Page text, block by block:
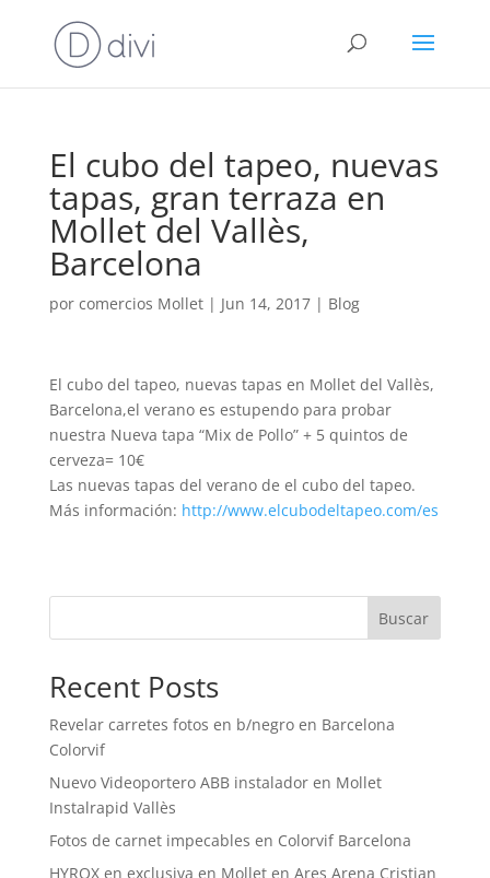
El cubo del tapeo, nuevas
tapas, gran terraza en
Mollet del Vallès,
Barcelona
por comercios Mollet| Jun 14, 2017| Blog
El cubo del tapeo, nuevas tapas en Mollet del Vallès,
Barcelona,el verano es estupendo para probar
nuestra Nueva tapa “Mix de Pollo” + 5 quintos de
cerveza= 10€
Las nuevas tapas del verano de el cubo del tapeo.
Más información: http://www.elcubodeltapeo.com/es
Buscar
Recent Posts
Revelar carretes fotos en b/negro en Barcelona
Colorvif
Nuevo Videoportero ABB instalador en Mollet
Instalrapid Vallès
Fotos de carnet impecables en Colorvif Barcelona
HYROX en exclusiva en Mollet en Ares Arena Cristian